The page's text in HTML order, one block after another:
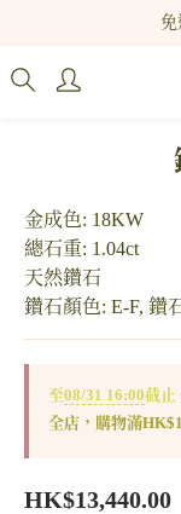
新免
新
金成色: 18KW
總石重: 1.04ct
天然鑽石
鑽石顏色: E-F, 鑽
至08/31 16:00截止
全店，購物滿
HK$13,440.00